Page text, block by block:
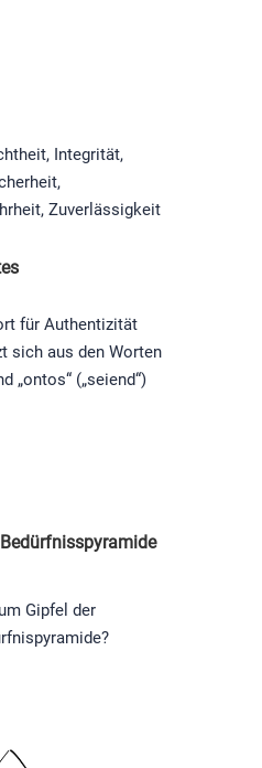
Integrität,
Zuverlässigkeit
für Authentizität
sich aus den Worten
„ontos“ („seiend“)
Gipfel der